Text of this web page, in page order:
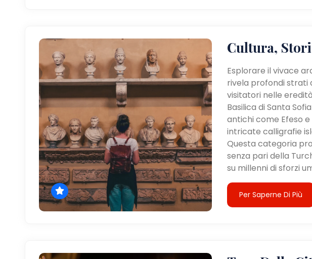
Cultura,
Esplorare il vivace
rivela profondi strati
visitatori nelle
Basilica di Santa
antichi come Efeso
intricate calligrafie
Questa categoria
senza pari della
su millenni di sforzi
Per Saperne Di Più